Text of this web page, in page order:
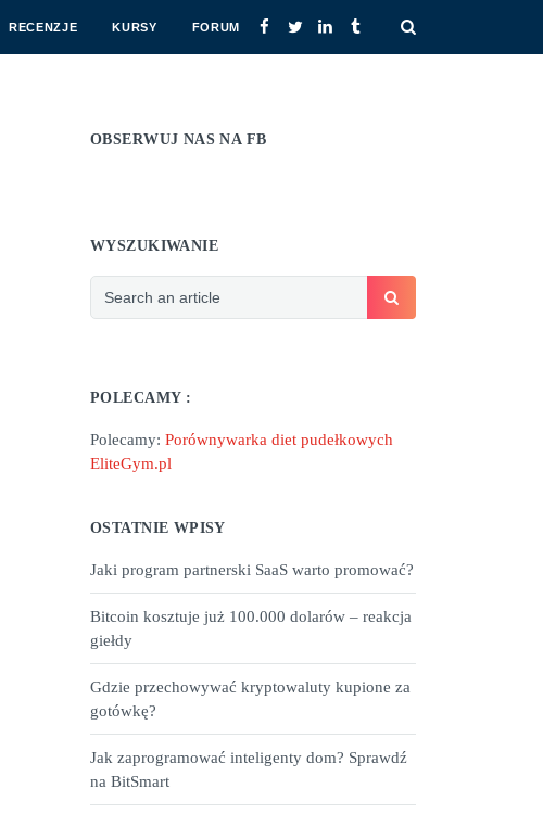
RECENZJE KURSY FORUM
OBSERWUJ NAS NA FB
WYSZUKIWANIE
POLECAMY :
Polecamy: Porównywarka diet pudełkowych
EliteGym.pl
OSTATNIE WPISY
Jaki program partnerski SaaS warto promować?
Bitcoin kosztuje już 100.000 dolarów – reakcja
giełdy
Gdzie przechowywać kryptowaluty kupione za
gotówkę?
Jak zaprogramować inteligenty dom? Sprawdź
na BitSmart